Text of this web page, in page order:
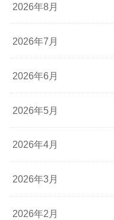
2026年8月
2026年7月
2026年6月
2026年5月
2026年4月
2026年3月
2026年2月